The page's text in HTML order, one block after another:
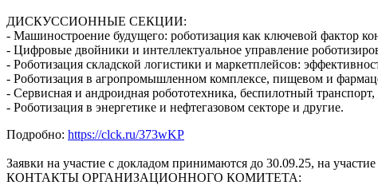
ДИСКУССИОННЫЕ СЕКЦИИ:
- Машиностроение будущего: роботизация как ключевой фактор
- Цифровые двойники и интеллектуальное управление
- Роботизация складской логистики и маркетплейсов:
- Роботизация в агропромышленном комплексе, пищевом и
- Сервисная и андроидная робототехника, беспилотный
- Роботизация в энергетике и нефтегазовом секторе и другие.
Подробно: https://clck.ru/373wKP
Заявки на участие с докладом принимаются до 30.09.25, на
КОНТАКТЫ ОРГАНИЗАЦИОННОГО КОМИТЕТА: